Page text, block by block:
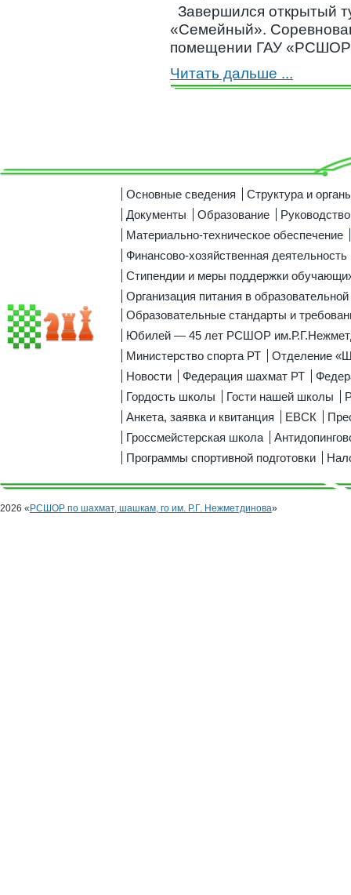
Завершился открытый
«Семейный».
помещении ГАУ «РСШОР
Читать дальше ...
Основные сведения
Структура и
Документы
Образование
Руководство
Материально-техническое обеспечение
Финансово-хозяйственная деятельность
Стипендии и меры поддержки
Организация питания в образовательной
Образовательные стандарты и
Юбилей — 45 лет РСШОР
Министерство спорта РТ
Отделение
Новости
Федерация шахмат РТ
Гордость школы
Гости нашей школы
Анкета, заявка и квитанция
ЕВСК
Гроссмейстерская школа
Программы спортивной подготовки
2026 « РСШОР по шахмат, шашкам, го им. Р.Г. Нежметдинова»